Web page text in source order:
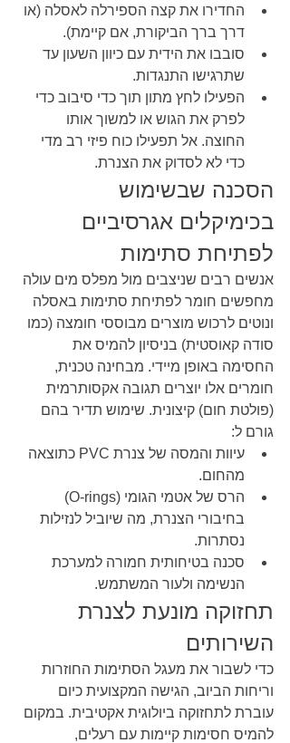
החדירו את קצה הספירלה לאסלה (או
דרך ברך הביקורת, אם קיימת).
סובבו את הידית עם כיוון השעון עד
שתרגישו התנגדות.
הפעילו לחץ מתון תוך כדי סיבוב כדי
לפרק את הגוש או למשוך אותו
החוצה. אל תפעילו כוח פיזי רב מדי
כדי לא לסדוק את הצנרת.
הסכנה שבשימוש
בכימיקלים אגרסיביים
לפתיחת סתימות
אנשים רבים שניצבים מול מפלס מים עולה
מחפשים חומר לפתיחת סתימות באסלה
ונוטים לרכוש מוצרים מבוססי חומצה (כמו
סודה קאוסטית) בניסיון להמיס את
החסימה באופן מיידי. מבחינה טכנית,
חומרים אלו יוצרים תגובה אקסותרמית
(פולטת חום) קיצונית. שימוש תדיר בהם
גורם ל:
עיוות והמסה של צנרת PVC כתוצאה
מהחום.
הרס של אטמי הגומי (O-rings)
בחיבורי הצנרת, מה שיוביל לנזילות
נסתרות.
סכנה בטיחותית חמורה למערכת
הנשימה ולעור המשתמש.
תחזוקה מונעת לצנרת
השירותים
כדי לשבור את מעגל הסתימות החוזרות
וריחות הביוב, הגישה המקצועית כיום
עוברת לתחזוקה ביולוגית אקטיבית. במקום
להמיס חסימות קיימות עם רעלים,